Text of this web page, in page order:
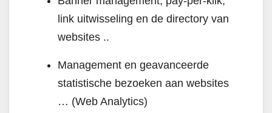
link uitwisseling en de directory van
websites ..
Management en geavanceerde
statistische bezoeken aan websites
… (Web Analytics)